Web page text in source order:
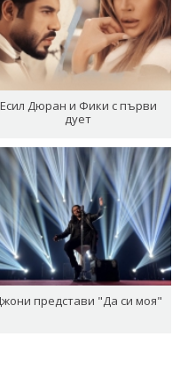
Есил Дюран и Фики с първи
дует
представи "Да си моя"